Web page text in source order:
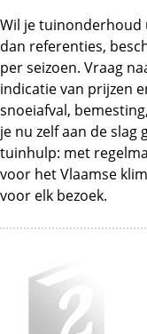
Wil je tuinonderhoud
dan referenties,
per seizoen. Vraag
indicatie van prijzen
snoeiafval,
je nu zelf aan de slag
tuinhulp: met
voor het Vlaamse
voor elk bezoek.